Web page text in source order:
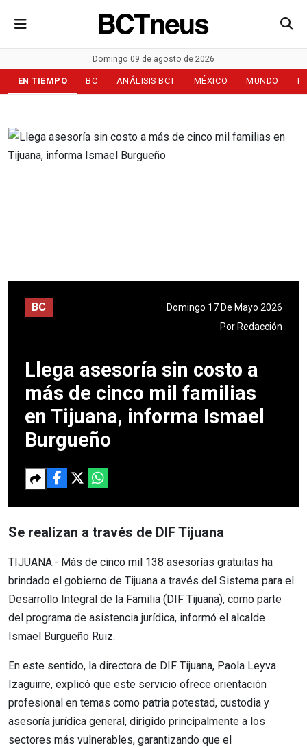
Domingo 09 de agosto de 2026
EN TIEMPO BC ANÁLISIS BCT MÉXICO MUNDO
BC
Domingo 17 De Mayo 2026
Por Redacción
Llega asesoría sin costo a
más de cinco mil familias
en Tijuana, informa Ismael
Burgueño
Se realizan a través de DIF Tijuana
TIJUANA.- Más de cinco mil 138 asesorías gratuitas ha
brindado el gobierno de Tijuana a través del Sistema para el
Desarrollo Integral de la Familia (DIF Tijuana), como parte
del programa de asistencia jurídica, informó el alcalde
Ismael Burgueño Ruiz.
En este sentido, la directora de DIF Tijuana, Paola Leyva
Izaguirre, explicó que este servicio ofrece orientación
profesional en temas como patria potestad, custodia y
asesoría jurídica general, dirigido principalmente a los
sectores más vulnerables, garantizando que el